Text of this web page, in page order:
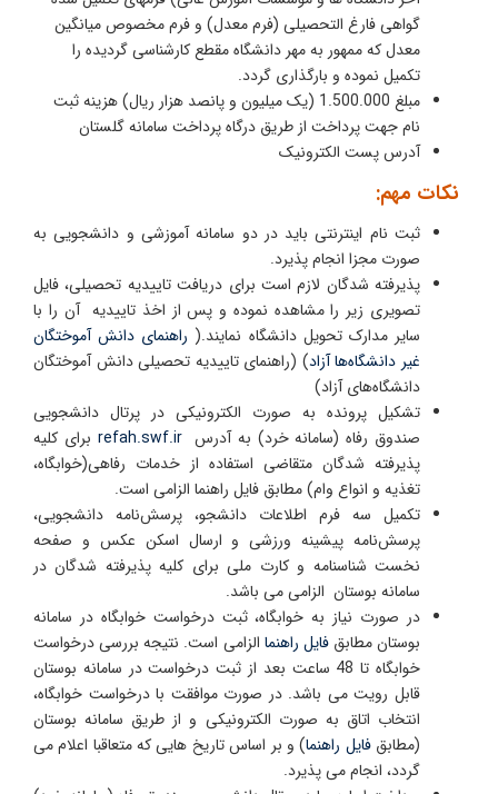
گواهی فارغ التحصیلی (فرم معدل) و فرم مخصوص میانگین
معدل که ممهور به مهر دانشگاه مقطع کارشناسی گردیده را
تکمیل نموده و بارگذاری گردد.
مبلغ 1.500.000 (یک میلیون و پانصد هزار ریال) هزینه ثبت
نام جهت پرداخت از طریق درگاه پرداخت سامانه گلستان
آدرس پست الکترونیک
نکات مهم:
ثبت نام اینترنتی باید در دو سامانه آموزشی و دانشجویی به
صورت مجزا انجام پذیرد.
پذیرفته شدگان لازم است برای دریافت تاییدیه تحصیلی، فایل
تصویری زیر را مشاهده نموده و پس از اخذ تاییدیه آن را با
سایر مدارک تحویل دانشگاه نمایند.( راهنمای دانش آموختگان
غیر دانشگاه‌ها آزاد) (راهنمای تاییدیه تحصیلی دانش آموختگان
دانشگاه‌های آزاد)
تشکیل پرونده به صورت الکترونیکی در پرتال دانشجویی
صندوق رفاه (سامانه خرد) به آدرسrefah.swf.ir برای کلیه
پذیرفته شدگان متقاضی استفاده از خدمات رفاهی(خوابگاه،
تغذیه و انواع وام) مطابق فایل راهنما الزامی است.
تکمیل سه فرم اطلاعات دانشجو، پرسش‌نامه دانشجویی،
پرسش‌نامه پیشینه ورزشی و ارسال اسکن عکس و صفحه
نخست شناسنامه و کارت ملی برای کلیه پذیرفته شدگان در
سامانه بوستان الزامی می باشد.
در صورت نیاز به خوابگاه، ثبت درخواست خوابگاه در سامانه
بوستان مطابقفایل راهنما الزامی است. نتیجه بررسی درخواست
خوابگاه تا 48 ساعت بعد از ثبت درخواست در سامانه بوستان
قابل رویت می باشد. در صورت موافقت با درخواست خوابگاه،
انتخاب اتاق به صورت الکترونیکی و از طریق سامانه بوستان
(مطابقفایل راهنما) و بر اساس تاریخ هایی که متعاقبا اعلام می
گردد، انجام می پذیرد.